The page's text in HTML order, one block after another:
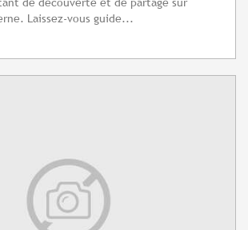
Laissez-vous guide...